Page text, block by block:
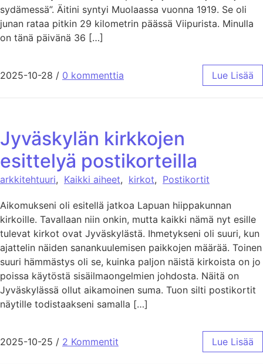
sydämessä”. Äitini syntyi Muolaassa vuonna 1919. Se oli
junan rataa pitkin 29 kilometrin päässä Viipurista. Minulla
on tänä päivänä 36 […]
2025-10-28 / 0 kommenttia Lue Lisää
Jyväskylän kirkkojen
esittelyä postikorteilla
arkkitehtuuri, Kaikki aiheet, kirkot, Postikortit
Aikomukseni oli esitellä jatkoa Lapuan hiippakunnan
kirkoille. Tavallaan niin onkin, mutta kaikki nämä nyt esille
tulevat kirkot ovat Jyväskylästä. Ihmetykseni oli suuri, kun
ajattelin näiden sanankuulemisen paikkojen määrää. Toinen
suuri hämmästys oli se, kuinka paljon näistä kirkoista on jo
poissa käytöstä sisäilmaongelmien johdosta. Näitä on
Jyväskylässä ollut aikamoinen suma. Tuon silti postikortit
näytille todistaakseni samalla […]
2025-10-25 / 2 Kommentit Lue Lisää